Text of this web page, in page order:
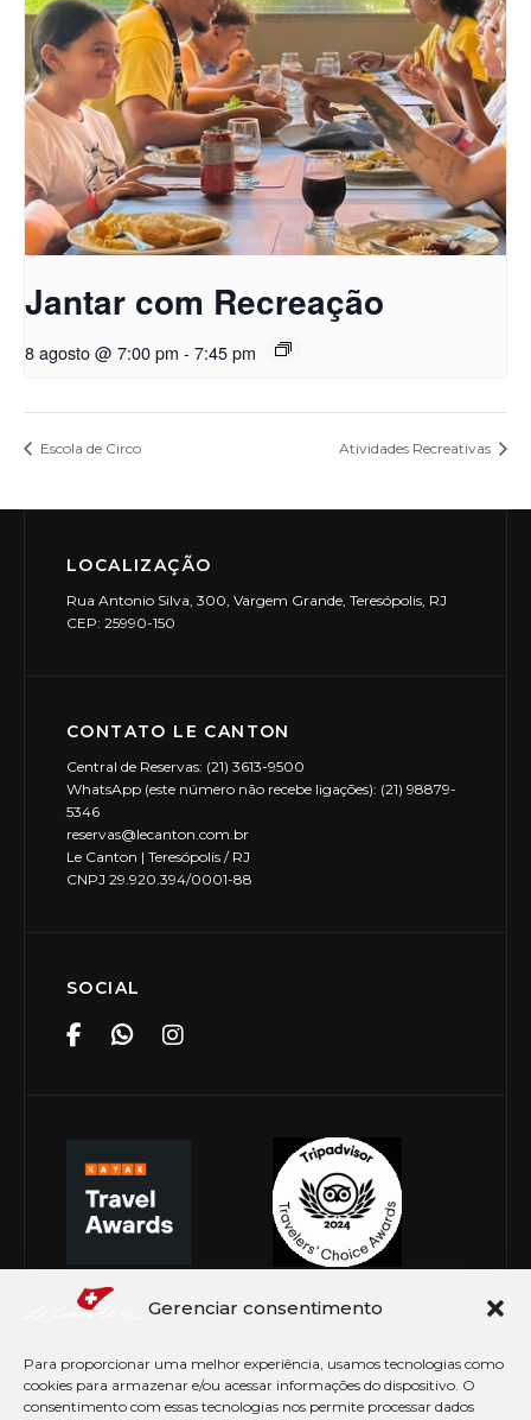
Gerenciar consentimento
Para proporcionar uma melhor experiência, usamos tecnologias como
cookies para armazenar e/ou acessar informações do dispositivo. O
consentimento com essas tecnologias nos permite processar dados
Jantar com Recreação
8 agosto @ 7:00 pm - 7:45 pm
Escola de Circo Atividades Recreativas
LOCALIZAÇÃO
Rua Antonio Silva, 300, Vargem Grande, Teresópolis, RJ
CEP: 25990-150
CONTATO LE CANTON
Central de Reservas: (21) 3613-9500
WhatsApp (este número não recebe ligações): (21) 98879-
5346
reservas@lecanton.com.br
Le Canton | Teresópolis / RJ
CNPJ 29.920.394/0001-88
SOCIAL